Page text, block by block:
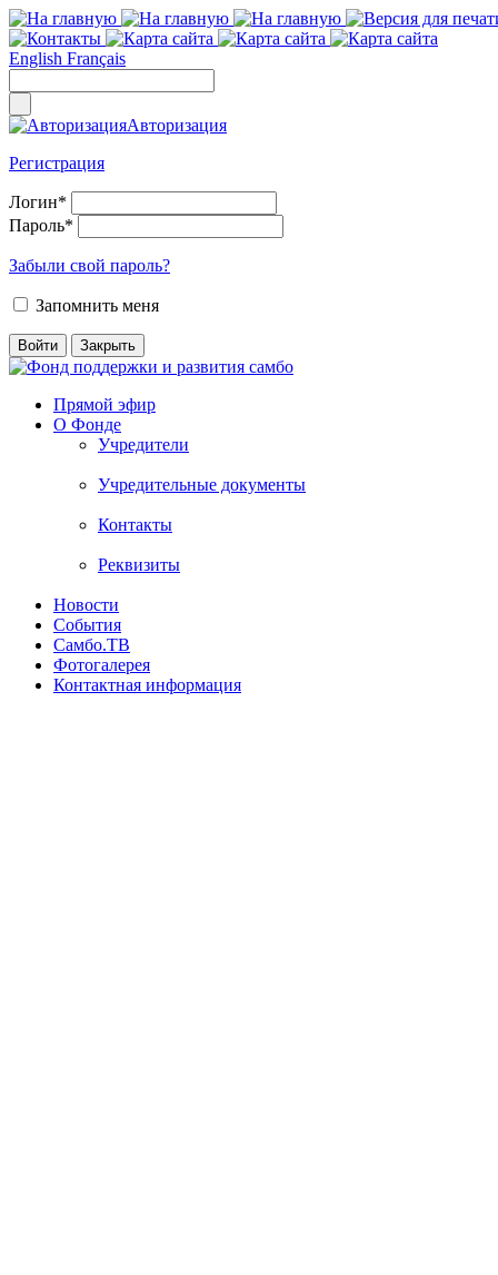
English Français
Авторизация
Регистрация
Логин*
Пароль*
Забыли свой пароль?
Запомнить меня
Прямой эфир
О Фонде
Учредители
Учредительные документы
Контакты
Реквизиты
Новости
События
Самбо.ТВ
Фотогалерея
Контактная информация